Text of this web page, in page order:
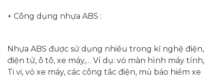
+ Công dụng nhựa ABS :
Nhựa ABS được sử dụng nhiều trong kĩ nghệ điện,
điện tử, ô tô, xe máy,… Ví dụ: vỏ màn hình máy tính,
Ti vi, vỏ xe máy, các công tắc điện, mủ bảo hiểm xe